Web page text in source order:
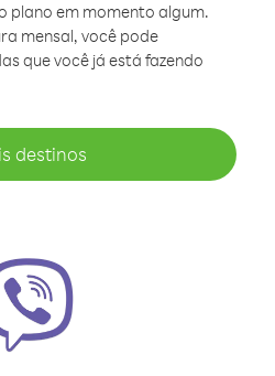
plano em momento algum.
mensal, você pode
que você já está fazendo
destinos